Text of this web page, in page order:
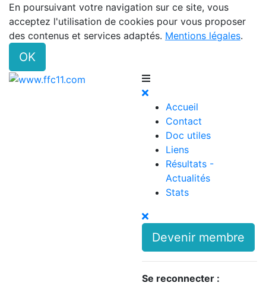
En poursuivant votre navigation sur ce site, vous
acceptez l'utilisation de cookies pour vous proposer
des contenus et services adaptés. Mentions légales.
OK
Accueil
Contact
Doc utiles
Liens
Résultats -
Actualités
Stats
Devenir membre
Se reconnecter :